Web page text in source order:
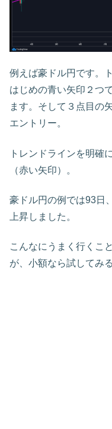
例えば豪ドル円です。
はじめの青い矢印２つ
ます。そして３点目の
エントリー。
トレンドラインを明確
（赤い矢印）。
豪ドル円の例では93日
上昇しました。
こんなにうまく行くこ
が、小額なら試してみ